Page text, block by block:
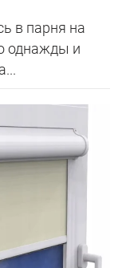
в парня на
однажды и